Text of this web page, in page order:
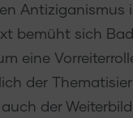
Antiziganismus
bemüht sich
eine
der
der